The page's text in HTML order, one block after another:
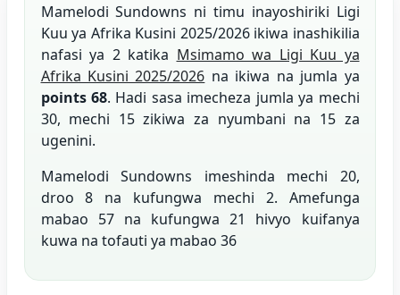
Mamelodi Sundowns ni timu inayoshiriki Ligi
Kuu ya Afrika Kusini 2025/2026 ikiwa inashikilia
nafasi ya 2 katika Msimamo wa Ligi Kuu ya
Afrika Kusini 2025/2026 na ikiwa na jumla ya
points 68. Hadi sasa imecheza jumla ya mechi
30, mechi 15 zikiwa za nyumbani na 15 za
ugenini.
Mamelodi Sundowns imeshinda mechi 20,
droo 8 na kufungwa mechi 2. Amefunga
mabao 57 na kufungwa 21 hivyo kuifanya
kuwa na tofauti ya mabao 36